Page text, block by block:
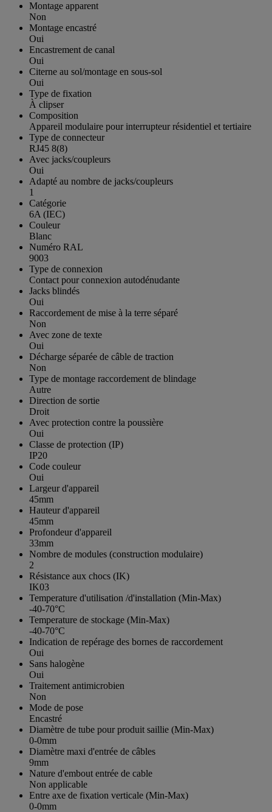
Montage apparent
Non
Montage encastré
Oui
Encastrement de canal
Oui
Citerne au sol/montage en sous-sol
Oui
Type de fixation
À clipser
Composition
Appareil modulaire pour interrupteur résidentiel et tertiaire
Type de connecteur
RJ45 8(8)
Avec jacks/coupleurs
Oui
Adapté au nombre de jacks/coupleurs
1
Catégorie
6A (IEC)
Couleur
Blanc
Numéro RAL
9003
Type de connexion
Contact pour connexion autodénudante
Jacks blindés
Oui
Raccordement de mise à la terre séparé
Non
Avec zone de texte
Oui
Décharge séparée de câble de traction
Non
Type de montage raccordement de blindage
Autre
Direction de sortie
Droit
Avec protection contre la poussière
Oui
Classe de protection (IP)
IP20
Code couleur
Oui
Largeur d'appareil
45mm
Hauteur d'appareil
45mm
Profondeur d'appareil
33mm
Nombre de modules (construction modulaire)
2
Résistance aux chocs (IK)
IK03
Temperature d'utilisation /d'installation (Min-Max)
-40-70°C
Temperature de stockage (Min-Max)
-40-70°C
Indication de repérage des bornes de raccordement
Oui
Sans halogène
Oui
Traitement antimicrobien
Non
Mode de pose
Encastré
Diamètre de tube pour produit saillie (Min-Max)
0-0mm
Diamètre maxi d'entrée de câbles
9mm
Nature d'embout entrée de cable
Non applicable
Entre axe de fixation verticale (Min-Max)
0-0mm